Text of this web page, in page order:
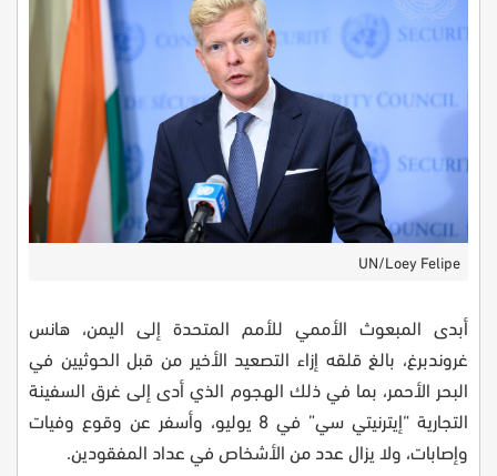
UN/Loey Felipe
أبدى المبعوث الأممي للأمم المتحدة إلى اليمن، هانس
غروندبرغ، بالغ قلقه إزاء التصعيد الأخير من قبل الحوثيين في
البحر الأحمر، بما في ذلك الهجوم الذي أدى إلى غرق السفينة
التجارية “إيترنيتي سي” في 8 يوليو، وأسفر عن وقوع وفيات
وإصابات، ولا يزال عدد من الأشخاص في عداد المفقودين.